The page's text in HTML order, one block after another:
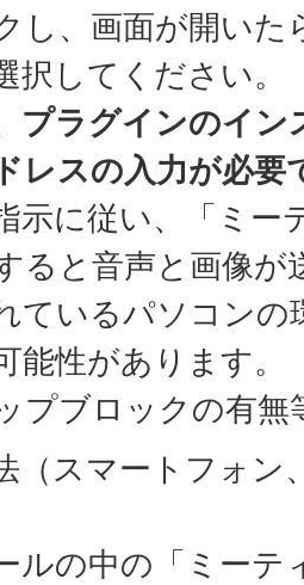
し、画面が開いた
択してください。
プラグインのイン
レスの入力が必要
示に従い、「ミー
ると音声と画像が
ているパソコンの
能性があります。
プブロックの有無
（スマートフォン
ルの中の「ミーテ